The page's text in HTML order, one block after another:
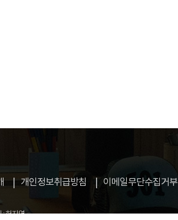
개인정보취급방침 이메일무단수집거부
: 허지영